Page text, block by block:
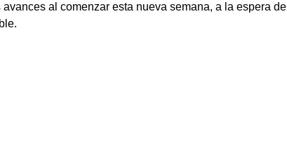
al comenzar esta nueva semana, a la espera de